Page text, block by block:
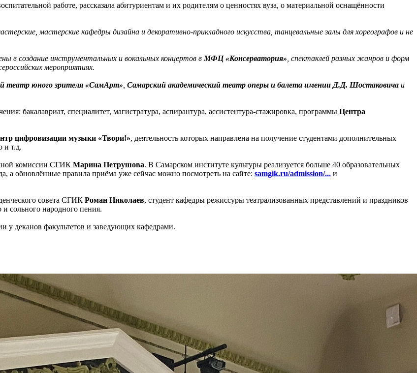
работе, рассказала абитуриентам и их родителям о ценностях вуза, о материальной оснащëнности
мастерские кафедры дизайна и декоративно-прикладного искусства, танцевальные залы для хореографов и не
в создание инструментальных и вокальных концертов в МФЦ «Консерватория» , спектаклей разных жанров и форм
мероприятиях.
театр юного зрителя «СамАрт» Самарский академический театр оперы и балета имении Д.Д. Шостаковича и
бакалавриат, специалитет, магистратура, аспирантура, ассистентура-стажировка, программы Центра
цифровизации музыки «Твори!», деятельность которых направлена на получение студентами дополнительных
и т.д.
комиссии СГИК Марина Петрушова. В Самарском институте культуры реализуется больше 40 образовательных
а обновлённые правила приёма уже сейчас можно посмотреть на сайте: samgik.ru/admission/... и
совета СГИК Роман Николаев, студент кафедры режиссуры театрализованных представлений и праздников
и сольного народного пения.
у деканов факультетов и заведующих кафедрами.